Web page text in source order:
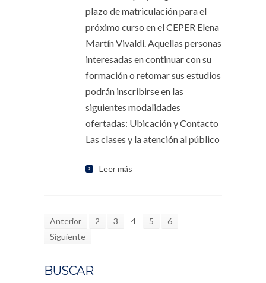
plazo de matriculación para el
próximo curso en el CEPER Elena
Martín Vivaldi. Aquellas personas
interesadas en continuar con su
formación o retomar sus estudios
podrán inscribirse en las
siguientes modalidades
ofertadas: Ubicación y Contacto
Las clases y la atención al público
Leer más
Anterior 2 3 4 5
6
Siguiente
BUSCAR